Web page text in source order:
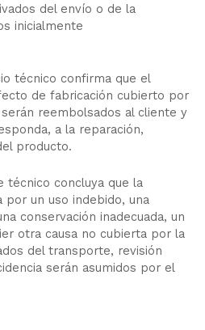
del envío o de la
inicialmente
técnico confirma que el
de fabricación cubierto por
reembolsados al cliente y
a la reparación,
producto.
técnico concluya que la
por un uso indebido, una
conservación inadecuada, un
otra causa no cubierta por la
del transporte, revisión
serán asumidos por el